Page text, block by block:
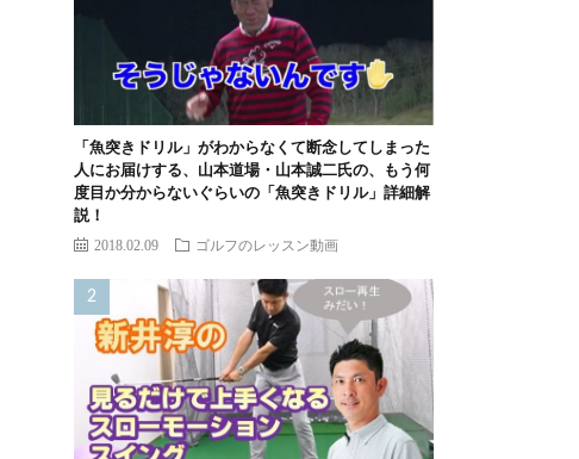
「魚突きドリル」がわからなくて断念してしまった
人にお届けする、山本道場・山本誠二氏の、もう何
度目か分からないぐらいの「魚突きドリル」詳細解
説！
2018.02.09 ゴルフのレッスン動画